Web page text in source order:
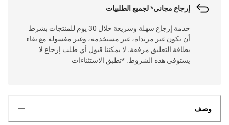
إرجاع مجاني* لجميع الطلبيات
خدمة إرجاع سهلة وسريعة خلال 30 يوم للمنتجات بشرط
أن تكون غير مرتداة، غير مستخدمة، وغير مغسولة مع بقاء
بطاقة التعليق مرفقة. لا يمكننا قبول أي طلب إرجاع لا
يستوفي هذه الشروط. *تطبق الاستثناءات
وصف